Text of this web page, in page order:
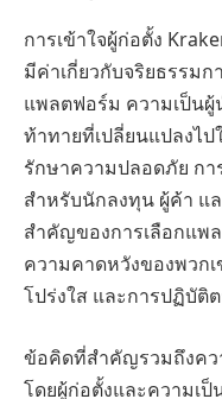
การเข้าใจผู้ก่อตั้ง
มีค่าเกี่ยวกับจริยธรรม
แพลตฟอร์ม ความเป็นผู้
ท้าทายที่เปลี่ยนแปลงไป
รักษาความปลอดภัย ก
สำหรับนักลงทุน ผู้ค้า แ
สำคัญของการเลือกแพ
ความคาดหวังของพวก
โปร่งใส และการปฏิบัติ
ข้อคิดที่สำคัญรวมถึงค
โดยผู้ก่อตั้งและความเ